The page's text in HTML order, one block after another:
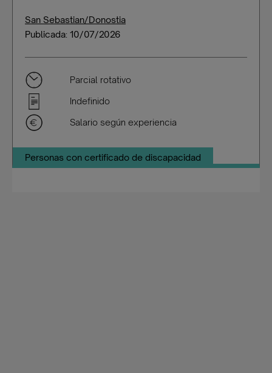
San Sebastian/Donostia
Publicada: 10/07/2026
Parcial rotativo
Indefinido
Salario según experiencia
Personas con certificado de discapacidad